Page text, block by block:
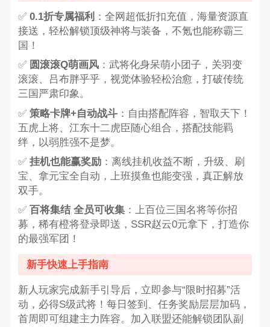
✅ 0.1折专属福利 ：全网超低折扣充值，海量资源直
接送，轻松解锁顶级神将与装备，不氪也能称霸三
国！
✅ 圆滚滚Q萌画风：武将化身呆萌小团子，关羽变
滚滚、吕布胖乎乎，视觉体验轻松治愈，打破传统
三国严肃印象。
✅ 策略卡牌+自动战斗：自由搭配阵容，智取天下！
五虎上将、江东十二虎臣随心组合，搭配技能羁
绊，以弱胜强不是梦。
✅ 挂机也能赢奖励：离线挂机收益不断，升级、刷
宝、拿元宝全自动，上班摸鱼也能变强，真正解放
双手。
✅ 百将集结 全员可收集：上百位三国名将等你招
募，稀有橙将登录即送，SSR赵云0元拿下，打造你
的最强军团！
新手快速上手指南
新人玩家完成新手引导后，立即参与“限时招募”活
动，必得S级武将！每日签到、任务奖励层层加码，
首周即可组建主力阵容。加入联盟还能解锁团队副